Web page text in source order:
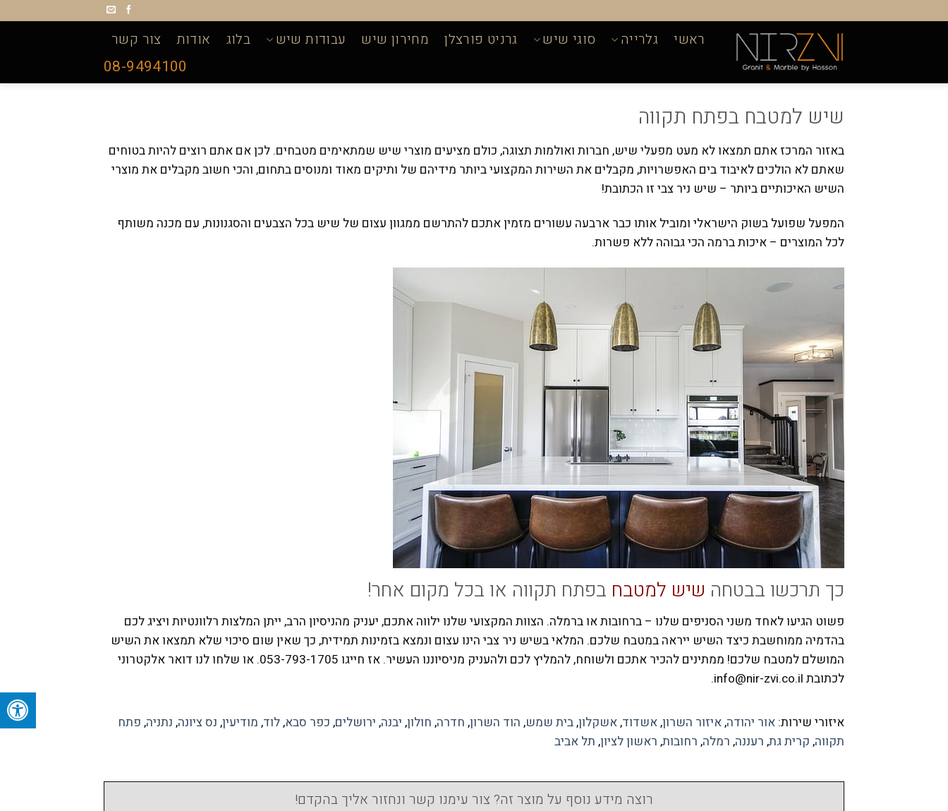
ראשי גלרייה סוגי שיש גרניט פורצלן מחירון שיש עבודות שיש בלוג אודות צור קשר
08-9494100
שיש למטבח בפתח תקווה
באזור המרכז אתם תמצאו לא מעט מפעלי שיש, חברות ואולמות תצוגה, כולם מציעים מוצרי שיש שמתאימים מטבחים. לכן אם אתם רוצים להיות בטוחים
שאתם לא הולכים לאיבוד בים האפשרויות, מקבלים את השירות המקצועי ביותר מידיהם של ותיקים מאוד ומנוסים בתחום, והכי חשוב מקבלים את מוצרי
השיש האיכותיים ביותר – שיש ניר צבי זו הכתובת!
המפעל שפועל בשוק הישראלי ומוביל אותו כבר ארבעה עשורים מזמין אתכם להתרשם ממגוון עצום של שיש בכל הצבעים והסגנונות, עם מכנה משותף
לכל המוצרים – איכות ברמה הכי גבוהה ללא פשרות.
כך תרכשו בבטחה שיש למטבח בפתח תקווה או בכל מקום אחר!
פשוט הגיעו לאחד משני הסניפים שלנו – ברחובות או ברמלה. הצוות המקצועי שלנו ילווה אתכם, יעניק מהניסיון הרב, ייתן המלצות רלוונטיות ויציג לכם
בהדמיה ממוחשבת כיצד השיש ייראה במטבח שלכם. המלאי בשיש ניר צבי הינו עצום ונמצא בזמינות תמידית, כך שאין שום סיכוי שלא תמצאו את השיש
המושלם למטבח שלכם! ממתינים להכיר אתכם ולשוחח, להמליץ לכם ולהעניק מניסיוננו העשיר. אז חייגו 053-793-1705. או שלחו לנו דואר אלקטרוני
לכתובת info@nir-zvi.co.il.
איזורי שירות: אור יהודה,איזור השרון,אשדוד,אשקלון,בית שמש, הוד השרון, חדרה, חולון, יבנה, ירושלים, כפר סבא,לוד, מודיעין, נס ציונה, נתניה, פתח
תקווה, קרית גת, רעננה, רמלה, רחובות, ראשון לציון, תל אביב
רוצה מידע נוסף על מוצר זה? צור עימנו קשר ונחזור אליך בהקדם!